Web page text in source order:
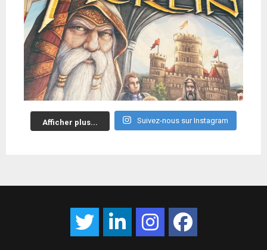
Afficher plus... Suivez-nous sur Instagram